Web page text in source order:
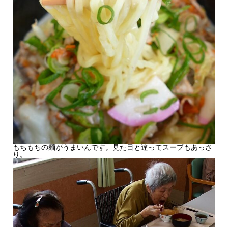
もちもちの麺がうまいんです。見た目と違ってスープもあっさ
り。